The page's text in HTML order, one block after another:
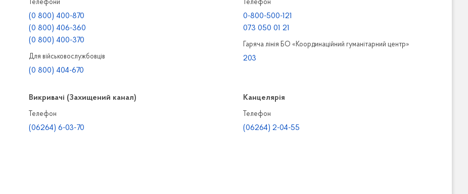
Телефони
(0 800) 400-870
(0 800) 406-360
(0 800) 400-370
Для військовослужбовців
(0 800) 404-670
Телефон
0-800-500-121
073 050 01 21
Гаряча лінія БО «Координаційний гуманітарний центр»
203
Викривачі (Захищений канал)
Телефон
(06264) 6-03-70
Канцелярiя
Телефон
(06264) 2-04-55